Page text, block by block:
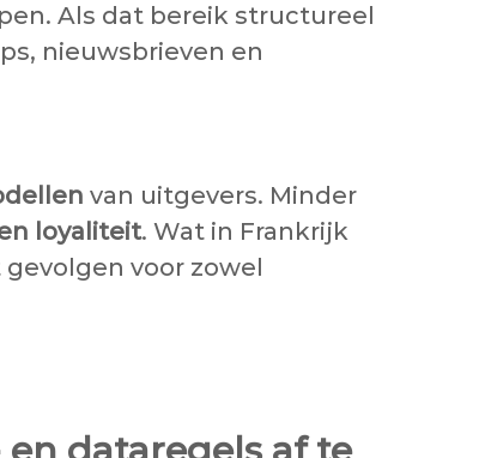
Als dat bereik structureel
nieuwsbrieven en
van uitgevers. Minder
loyaliteit. Wat in Frankrijk
voor zowel